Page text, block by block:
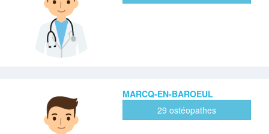
MARCQ-EN-BAROEUL
29 ostéopathes